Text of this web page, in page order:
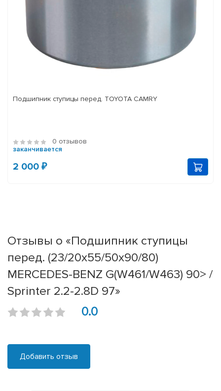
Подшипник ступицы перед. TOYOTA CAMRY
0 отзывов
заканчивается
2 000 ₽
Отзывы о «Подшипник ступицы
перед. (23/20x55/50x90/80)
MERCEDES-BENZ G(W461/W463) 90> /
Sprinter 2.2-2.8D 97»
0.0
Добавить отзыв